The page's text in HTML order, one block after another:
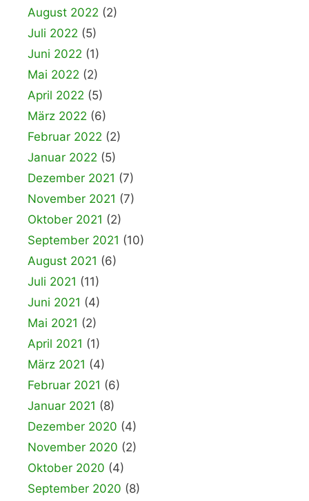
August 2022 (2)
Juli 2022 (5)
Juni 2022 (1)
Mai 2022 (2)
April 2022 (5)
März 2022 (6)
Februar 2022 (2)
Januar 2022 (5)
Dezember 2021 (7)
November 2021 (7)
Oktober 2021 (2)
September 2021 (10)
August 2021 (6)
Juli 2021 (11)
Juni 2021 (4)
Mai 2021 (2)
April 2021 (1)
März 2021 (4)
Februar 2021 (6)
Januar 2021 (8)
Dezember 2020 (4)
November 2020 (2)
Oktober 2020 (4)
September 2020 (8)